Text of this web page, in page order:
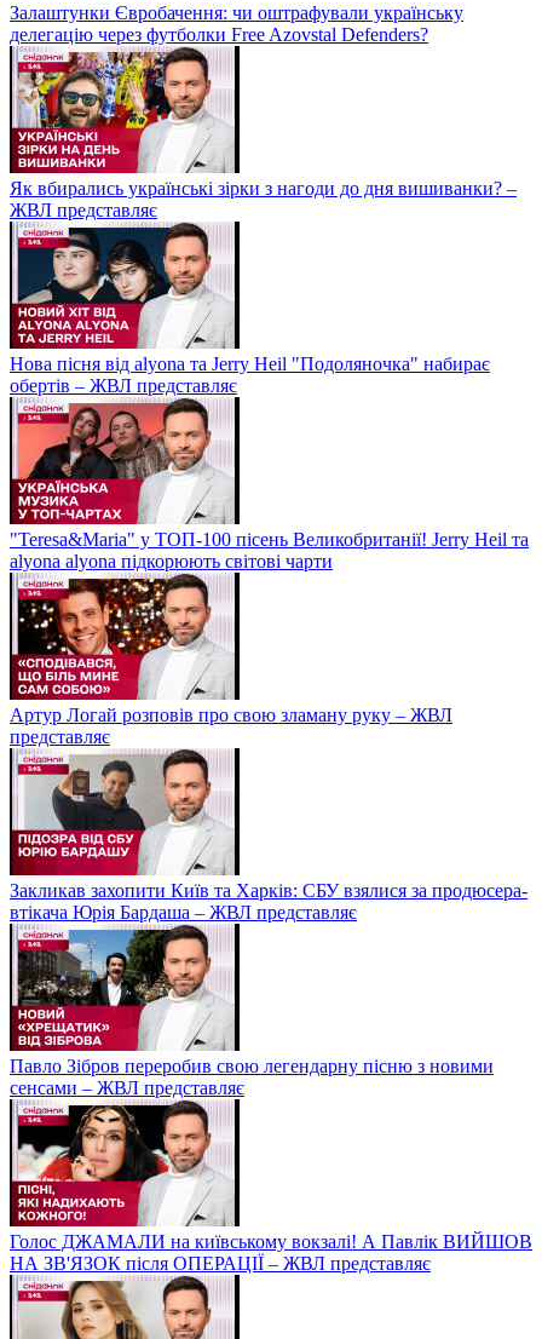
Залаштунки Євробачення: чи оштрафували українську
делегацію через футболки Free Azovstal Defenders?
Як вбирались українські зірки з нагоди до дня вишиванки? –
ЖВЛ представляє
Нова пісня від alyona та Jerry Heil "Подоляночка" набирає
обертів – ЖВЛ представляє
"Teresa&Maria" у ТОП-100 пісень Великобританії! Jerry Heil та
alyona alyona підкорюють світові чарти
Артур Логай розповів про свою зламану руку – ЖВЛ
представляє
Закликав захопити Київ та Харків: СБУ взялися за продюсера-
втікача Юрія Бардаша – ЖВЛ представляє
Павло Зібров переробив свою легендарну пісню з новими
сенсами – ЖВЛ представляє
Голос ДЖАМАЛИ на київському вокзалі! А Павлік ВИЙШОВ
НА ЗВ'ЯЗОК після ОПЕРАЦІЇ – ЖВЛ представляє